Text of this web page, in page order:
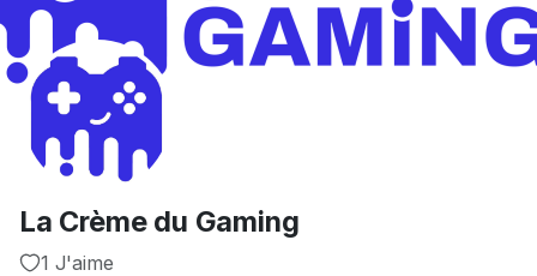
La Crème du Gaming
1 J'aime